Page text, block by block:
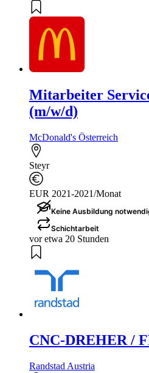
Mitarbeiter
(m/w/d)
McDonald's Österreich
Steyr
EUR 2021-2021/Monat
Keine Ausbildung
Schichtarbeit
vor etwa 20 Stunden
CNC-DREHER /
Randstad Austria